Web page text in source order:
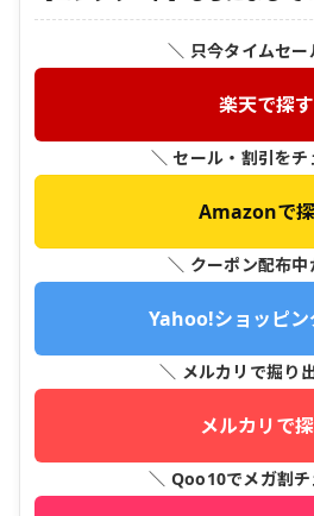
＼ 只今タイムセー
楽天で探す
＼ セール・割引を
Amazonで
＼ クーポン配布中
Yahoo!ショッピン
＼ メルカリで掘り
メルカリで
＼ Qoo10でメガ割